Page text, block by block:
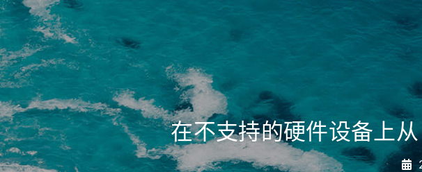
在不支持的硬件设备上